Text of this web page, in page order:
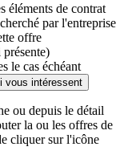
éléments de contrat
par l'entreprise
offre
le cas échéant
vous intéressent
ou depuis le détail
la ou les offres de
cliquer sur l'icône